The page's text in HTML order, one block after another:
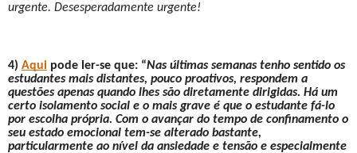
urgente. Desesperadamente urgente!
4) Aqui pode ler-se que: “Nas últimas semanas tenho sentido os
estudantes mais distantes, pouco proativos, respondem a
questões apenas quando lhes são diretamente dirigidas. Há um
certo isolamento social e o mais grave é que o estudante fá-lo
por escolha própria. Com o avançar do tempo de confinamento o
seu estado emocional tem-se alterado bastante,
particularmente ao nível da ansiedade e tensão e especialmente